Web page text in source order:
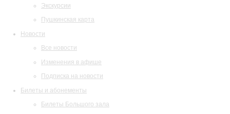
Экскурсии
Пушкинская карта
Новости
Все новости
Изменения в афише
Подписка на новости
Билеты и абонементы
Билеты Большого зала